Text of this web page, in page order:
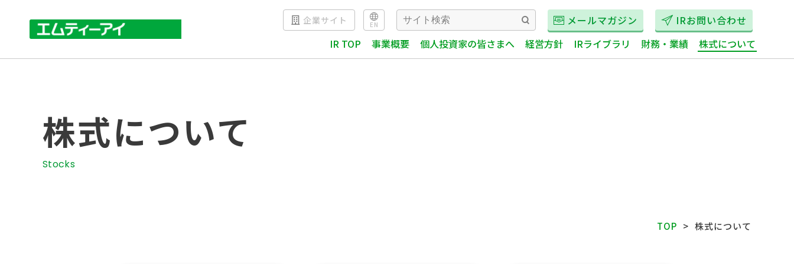
IR TOP 事業概要 個人投資家の皆さまへ 経営方針 IRライブラリ 財務・業績 株式について
企業サイト EN メールマガジン IRお問い合わせ
株式について
Stocks
TOP 株式について